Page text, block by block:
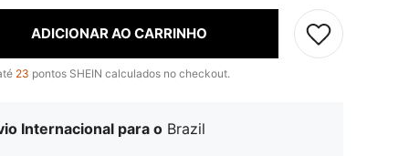
ADICIONAR AO CARRINHO
23 pontos SHEIN calculados no checkout.
Internacional para o Brazil